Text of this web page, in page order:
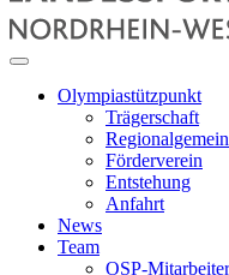
Olympiastützpunkt
Trägerschaft
Förderverein
Entstehung
Anfahrt
News
Team
OSP-